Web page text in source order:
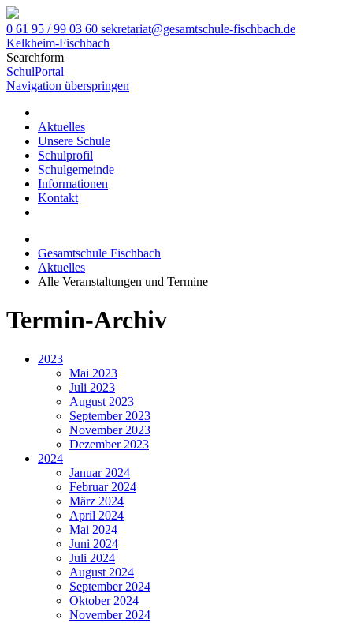
0 61 95 / 99 03 60 sekretariat@gesamtschule-fischbach.de
Kelkheim-Fischbach
Searchform
SchulPortal
Navigation überspringen
Aktuelles
Unsere Schule
Schulprofil
Schulgemeinde
Informationen
Kontakt
Gesamtschule Fischbach
Aktuelles
Alle Veranstaltungen und Termine
Termin-Archiv
2023
Mai 2023
Juli 2023
August 2023
September 2023
November 2023
Dezember 2023
2024
Januar 2024
Februar 2024
März 2024
April 2024
Mai 2024
Juni 2024
Juli 2024
August 2024
September 2024
Oktober 2024
November 2024